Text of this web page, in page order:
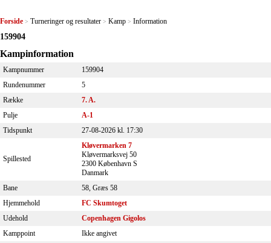
Forside > Turneringer og resultater > Kamp > Information
159904
Kampinformation
Kampnummer
159904
Rundenummer
5
Række
7. A.
Pulje
A-1
Tidspunkt
27-08-2026 kl. 17:30
Spillested
Kløvermarken 7
Kløvermarksvej 50
2300 København S
Danmark
Bane
58, Græs 58
Hjemmehold
FC Skumtoget
Udehold
Copenhagen Gigolos
Kamppoint
Ikke angivet